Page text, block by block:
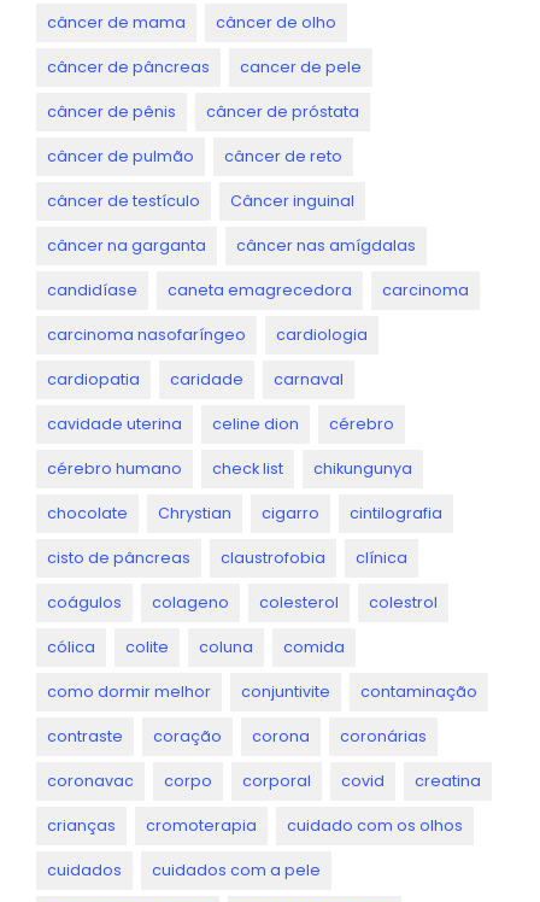
câncer de mama câncer de olho
câncer de pâncreas cancer de pele
câncer de pênis câncer de próstata
câncer de pulmão câncer de reto
câncer de testículo Câncer inguinal
câncer na garganta câncer nas amígdalas
candidíase caneta emagrecedora carcinoma
carcinoma nasofaríngeo cardiologia
cardiopatia caridade carnaval
cavidade uterina celine dion cérebro
cérebro humano check list chikungunya
chocolate Chrystian cigarro cintilografia
cisto de pâncreas claustrofobia clínica
coágulos colageno colesterol colestrol
cólica colite coluna comida
como dormir melhor conjuntivite contaminação
contraste coração corona coronárias
coronavac corpo corporal covid creatina
crianças cromoterapia cuidado com os olhos
cuidados cuidados com a pele